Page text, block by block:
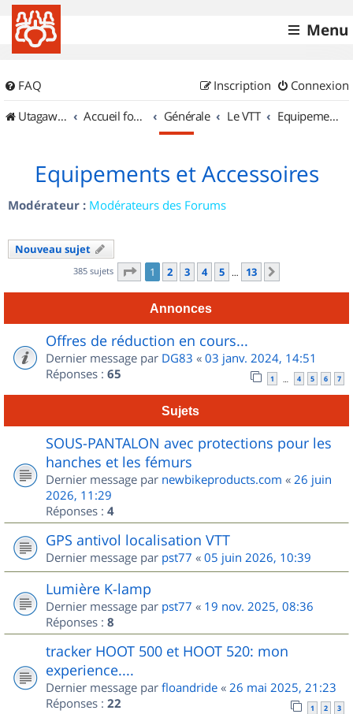
Menu
FAQ Connexion
Inscription
UtagawaVTT (Randos VTT et VTTAE avec traces GPS)
Accueil forum Générale Le VTT Equipements et Accessoires
Equipements et Accessoires
Modérateur : Modérateurs des Forums
Nouveau sujet
385 sujets Page 1sur
1 2 3 4 5 … 13
Annonces
Offres de réduction en cours...
Dernier message par DG83 « 03 janv. 2024, 14:51
Réponses : 65 1 … 4 5 6 7
Sujets
SOUS-PANTALON avec protections pour les
hanches et les fémurs
Dernier message par newbikeproducts.com « 26 juin
2026, 11:29
Réponses : 4
GPS antivol localisation VTT
Dernier message par pst77 « 05 juin 2026, 10:39
Lumière K-lamp
Dernier message par pst77 « 19 nov. 2025, 08:36
Réponses : 8
tracker HOOT 500 et HOOT 520: mon
experience....
Dernier message par floandride « 26 mai 2025, 21:23
Réponses : 22 1 2 3